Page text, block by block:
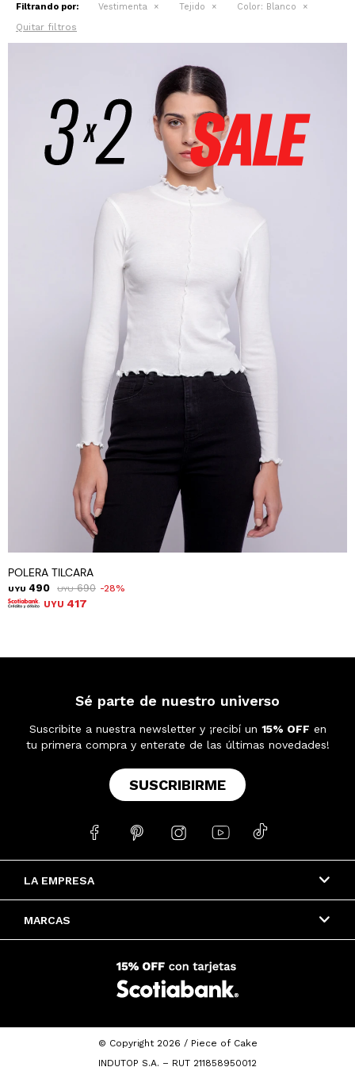
Filtrando por: Vestimenta Tejido Color: Blanco
Quitar filtros
POLERA TILCARA
UYU 490 UYU 690 28
UYU 417
LA EMPRESA
MARCAS
Sé parte de nuestro universo
Suscribite a nuestra newsletter y ¡recibí un 15% OFF en
tu primera compra y enterate de las últimas novedades!
SUSCRIBIRME
    
© Copyright 2026 / Piece of Cake
INDUTOP S.A. – RUT 211858950012